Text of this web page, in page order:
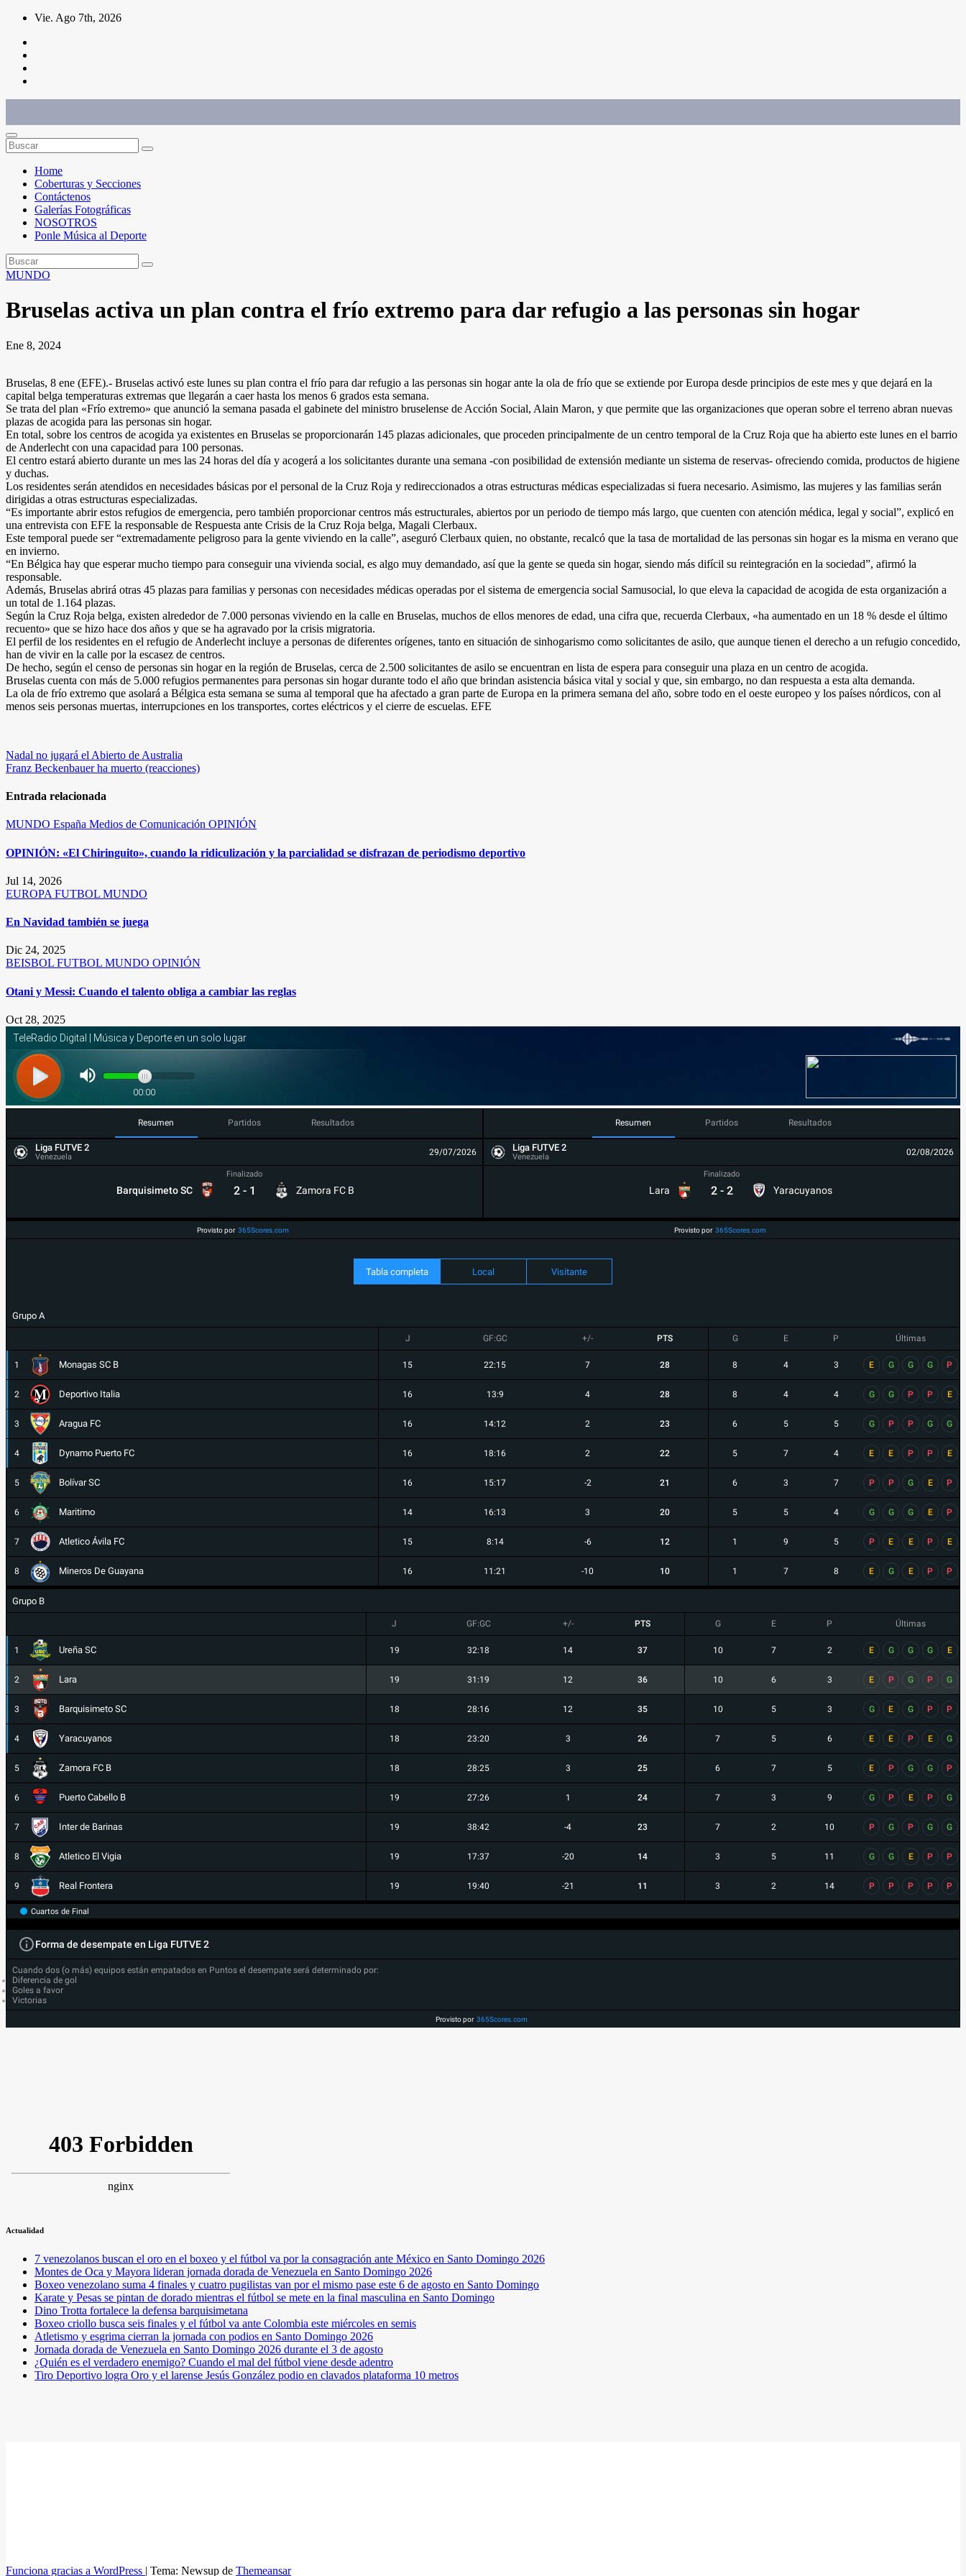
Saltar
contenido
Vie. Ago 7th, 2026
Home
Coberturas y Secciones
Contáctenos
Galerías Fotográficas
NOSOTROS
Ponle Música al Deporte
MUNDO
Bruselas activa un plan contra el frío extremo para dar refugio a las personas sin hogar
Ene 8, 2024
Bruselas, 8 ene (EFE).- Bruselas activó este lunes su plan contra el frío para dar refugio a las personas sin hogar ante la ola de frío que se extiende por Europa desde principios de este mes y que dejará en la
capital belga temperaturas extremas que llegarán a caer hasta los menos 6 grados esta semana.
Se trata del plan «Frío extremo» que anunció la semana pasada el gabinete del ministro bruselense de Acción Social, Alain Maron, y que permite que las organizaciones que operan sobre el terreno abran nuevas
plazas de acogida para las personas sin hogar.
En total, sobre los centros de acogida ya existentes en Bruselas se proporcionarán 145 plazas adicionales, que proceden principalmente de un centro temporal de la Cruz Roja que ha abierto este lunes en el barrio
de Anderlecht con una capacidad para 100 personas.
El centro estará abierto durante un mes las 24 horas del día y acogerá a los solicitantes durante una semana -con posibilidad de extensión mediante un sistema de reservas- ofreciendo comida, productos de higiene
y duchas.
Los residentes serán atendidos en necesidades básicas por el personal de la Cruz Roja y redireccionados a otras estructuras médicas especializadas si fuera necesario. Asimismo, las mujeres y las familias serán
dirigidas a otras estructuras especializadas.
“Es importante abrir estos refugios de emergencia, pero también proporcionar centros más estructurales, abiertos por un periodo de tiempo más largo, que cuenten con atención médica, legal y social”, explicó en
una entrevista con EFE la responsable de Respuesta ante Crisis de la Cruz Roja belga, Magali Clerbaux.
Este temporal puede ser “extremadamente peligroso para la gente viviendo en la calle”, aseguró Clerbaux quien, no obstante, recalcó que la tasa de mortalidad de las personas sin hogar es la misma en verano que
en invierno.
“En Bélgica hay que esperar mucho tiempo para conseguir una vivienda social, es algo muy demandado, así que la gente se queda sin hogar, siendo más difícil su reintegración en la sociedad”, afirmó la
responsable.
Además, Bruselas abrirá otras 45 plazas para familias y personas con necesidades médicas operadas por el sistema de emergencia social Samusocial, lo que eleva la capacidad de acogida de esta organización a
un total de 1.164 plazas.
Según la Cruz Roja belga, existen alrededor de 7.000 personas viviendo en la calle en Bruselas, muchos de ellos menores de edad, una cifra que, recuerda Clerbaux, «ha aumentado en un 18 % desde el último
recuento» que se hizo hace dos años y que se ha agravado por la crisis migratoria.
El perfil de los residentes en el refugio de Anderlecht incluye a personas de diferentes orígenes, tanto en situación de sinhogarismo como solicitantes de asilo, que aunque tienen el derecho a un refugio concedido,
han de vivir en la calle por la escasez de centros.
De hecho, según el censo de personas sin hogar en la región de Bruselas, cerca de 2.500 solicitantes de asilo se encuentran en lista de espera para conseguir una plaza en un centro de acogida.
Bruselas cuenta con más de 5.000 refugios permanentes para personas sin hogar durante todo el año que brindan asistencia básica vital y social y que, sin embargo, no dan respuesta a esta alta demanda.
La ola de frío extremo que asolará a Bélgica esta semana se suma al temporal que ha afectado a gran parte de Europa en la primera semana del año, sobre todo en el oeste europeo y los países nórdicos, con al
menos seis personas muertas, interrupciones en los transportes, cortes eléctricos y el cierre de escuelas. EFE
Navegación
de
entradas
Nadal no jugará el Abierto de Australia
Franz Beckenbauer ha muerto (reacciones)
Entrada relacionada
MUNDO España Medios de Comunicación OPINIÓN
OPINIÓN: «El Chiringuito», cuando la ridiculización y la parcialidad se disfrazan de periodismo deportivo
Jul 14, 2026
EUROPA FUTBOL MUNDO
En Navidad también se juega
Dic 24, 2025
BEISBOL FUTBOL MUNDO OPINIÓN
Otani y Messi: Cuando el talento obliga a cambiar las reglas
Oct 28, 2025
Resumen Partidos Resultados
Liga FUTVE 2
Venezuela 29/07/2026
Barquisimeto SC
Finalizado
2 - 1 Zamora FC B
Provisto por 365Scores.com
Resumen Partidos Resultados
Liga FUTVE 2
Venezuela 02/08/2026
Lara
Finalizado
2 - 2 Yaracuyanos
Provisto por 365Scores.com
Tabla completa Local Visitante
Grupo A
J GF:GC +/- PTS G E P Últimas
1 Monagas SC B 15 22:15 7 28 8 4 3 E G G G P
2 Deportivo Italia 16 13:9 4 28 8 4 4 G G P P E
3 Aragua FC 16 14:12 2 23 6 5 5 G P P G G
4 Dynamo Puerto FC 16 18:16 2 22 5 7 4 E E P P E
5 Bolívar SC 16 15:17 -2 21 6 3 7 P P G E P
6 Maritimo 14 16:13 3 20 5 5 4 G G G E P
7 Atletico Ávila FC 15 8:14 -6 12 1 9 5 P E E P E
8 Mineros De Guayana 16 11:21 -10 10 1 7 8 E G E P P
Grupo B
J GF:GC +/- PTS G E P Últimas
1 Ureña SC 19 32:18 14 37 10 7 2 E G G G E
2 Lara 19 31:19 12 36 10 6 3 E P G P G
3 Barquisimeto SC 18 28:16 12 35 10 5 3 G E G P P
4 Yaracuyanos 18 23:20 3 26 7 5 6 E E P E G
5 Zamora FC B 18 28:25 3 25 6 7 5 E P G G P
6 Puerto Cabello B 19 27:26 1 24 7 3 9 G P E P G
7 Inter de Barinas 19 38:42 -4 23 7 2 10 P G P G G
8 Atletico El Vigia 19 17:37 -20 14 3 5 11 G G E P P
9 Real Frontera 19 19:40 -21 11 3 2 14 P P P P P
Cuartos de Final
Forma de desempate en Liga FUTVE 2
Cuando dos (o más) equipos están empatados en Puntos el desempate será determinado por:
Diferencia de gol
Goles a favor
Victorias
Provisto por 365Scores.com
Actualidad
7 venezolanos buscan el oro en el boxeo y el fútbol va por la consagración ante México en Santo Domingo 2026
Montes de Oca y Mayora lideran jornada dorada de Venezuela en Santo Domingo 2026
Boxeo venezolano suma 4 finales y cuatro pugilistas van por el mismo pase este 6 de agosto en Santo Domingo
Karate y Pesas se pintan de dorado mientras el fútbol se mete en la final masculina en Santo Domingo
Dino Trotta fortalece la defensa barquisimetana
Boxeo criollo busca seis finales y el fútbol va ante Colombia este miércoles en semis
Atletismo y esgrima cierran la jornada con podios en Santo Domingo 2026
Jornada dorada de Venezuela en Santo Domingo 2026 durante el 3 de agosto
¿Quién es el verdadero enemigo? Cuando el mal del fútbol viene desde adentro
Tiro Deportivo logra Oro y el larense Jesús González podio en clavados plataforma 10 metros
Funciona gracias a WordPress | Tema: Newsup de Themeansar